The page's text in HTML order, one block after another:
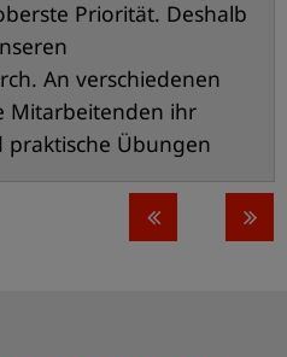
Priorität. Deshalb
An verschiedenen
Mitarbeitenden ihr
praktische Übungen
Umgang mit
sowie Lieferwagen
Hilfe bis hin zu